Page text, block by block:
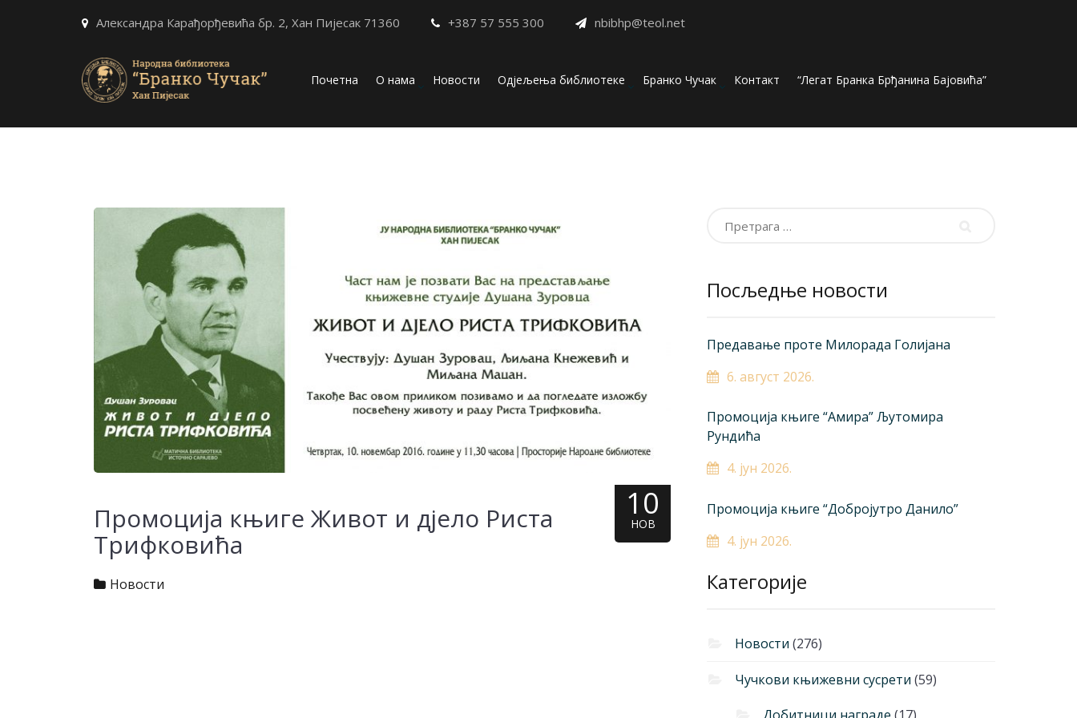
Александра Карађорђевића бр. 2, Хан Пијесак 71360 +387 57 555 300 nbibhp@teol.net
Почетна О нама Новости Одјељења библиотеке Бранко Чучак Контакт “Легат Бранка Брђанина Бајовића”
Промоција књиге Живот и дјело Риста
Трифковића
10
НОВ
Новости
Посљедње новости
Предавање проте Милорада Голијана
6. август 2026.
Промоција књиге “Амира” Љутомира
Рундића
4. јун 2026.
Промоција књиге “Добројутро Данило”
4. јун 2026.
Категорије
Новости (276)
Чучкови књижевни сусрети (59)